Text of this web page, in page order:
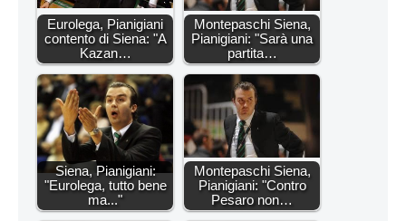
Eurolega, Pianigiani
contento di Siena: "A
Kazan…
Montepaschi Siena,
Pianigiani: "Sarà una
partita…
Siena, Pianigiani:
"Eurolega, tutto bene
ma..."
Montepaschi Siena,
Pianigiani: "Contro
Pesaro non…